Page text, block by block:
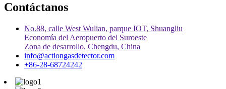
Contáctanos
No.88, calle West Wulian, parque IOT, Shuangliu
Economía del Aeropuerto del Suroeste
Zona de desarrollo, Chengdu, China
info@actiongasdetector.com
+86-28-68724242